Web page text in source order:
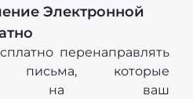
Электронной
перенаправлять
письма, которые
на ваш